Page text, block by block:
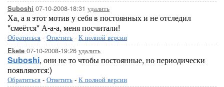
Suboshi 07-10-2008-18:31 удалить
Ха, а я этот мотив у себя в постоянных и не отследил
*смеётся* А-а-а, меня посчитали!
Обратиться - Ответить - К полной версии
Ekete 07-10-2008-19:26 удалить
Suboshi, они не то чтобы постоянные, но периодически
появляются:)
Обратиться - Ответить - К полной версии